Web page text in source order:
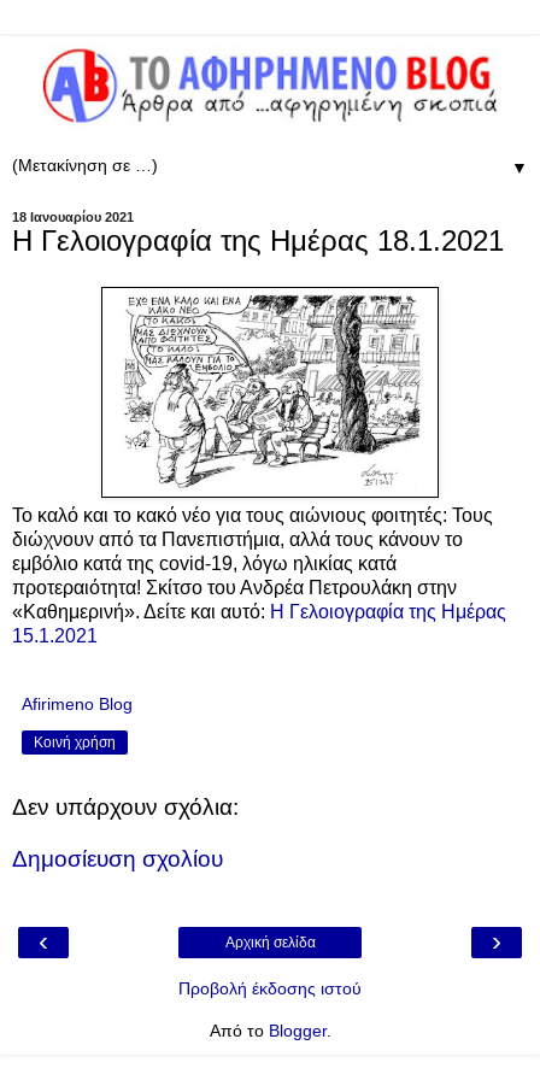
▼
18 Ιανουαρίου 2021
Η Γελοιογραφία της Ημέρας 18.1.2021
Το καλό και το κακό νέο για τους αιώνιους φοιτητές: Τους
διώχνουν από τα Πανεπιστήμια, αλλά τους κάνουν το
εμβόλιο κατά της covid-19, λόγω ηλικίας κατά
προτεραιότητα! Σκίτσο του Ανδρέα Πετρουλάκη στην
«Καθημερινή». Δείτε και αυτό: Η Γελοιογραφία της Ημέρας
15.1.2021
Afirimeno Blog
Κοινή χρήση
Δεν υπάρχουν σχόλια:
Δημοσίευση σχολίου
‹ ›
Αρχική σελίδα
Προβολή έκδοσης ιστού
Από το Blogger.